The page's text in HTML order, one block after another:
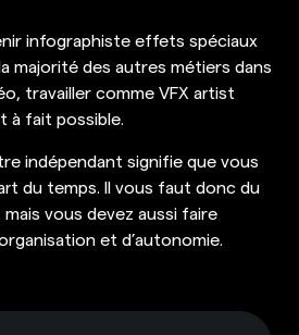
infographiste effets spéciaux
majorité des autres métiers dans
travailler comme VFX artist
à fait possible.
indépendant signifie que vous
du temps. Il vous faut donc du
vous devez aussi faire
et d’autonomie.